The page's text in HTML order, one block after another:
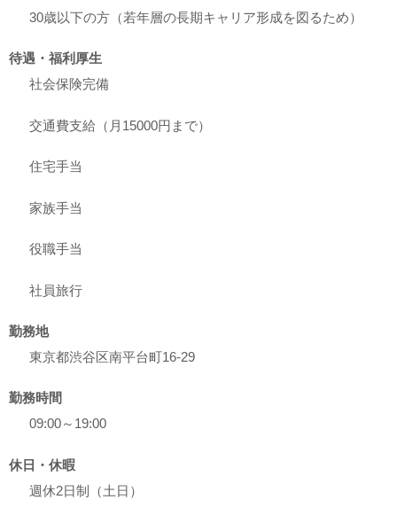
30歳以下の方（若年層の長期キャリア形成を図るため）
待遇・福利厚生
社会保険完備
交通費支給（月15000円まで）
住宅手当
家族手当
役職手当
社員旅行
勤務地
東京都渋谷区南平台町16-29
勤務時間
09:00～19:00
休日・休暇
週休2日制（土日）